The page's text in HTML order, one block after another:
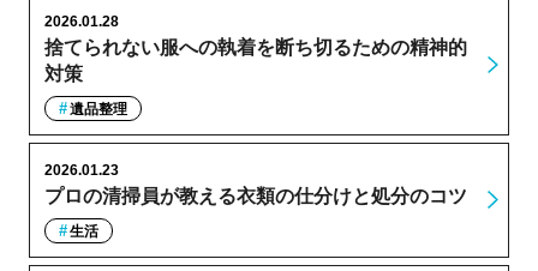
捨てられない服への執着を断ち切るための精神的
対策
2026.01.28
遺品整理
プロの清掃員が教える衣類の仕分けと処分のコツ
2026.01.23
生活